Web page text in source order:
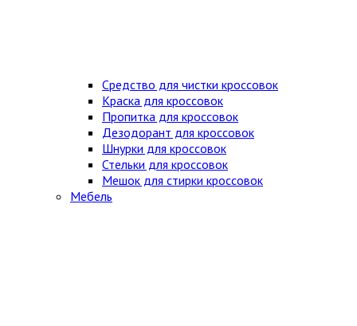
Средство для чистки кроссовок
Краска для кроссовок
Пропитка для кроссовок
Дезодорант для кроссовок
Шнурки для кроссовок
Стельки для кроссовок
Мешок для стирки кроссовок
Мебель